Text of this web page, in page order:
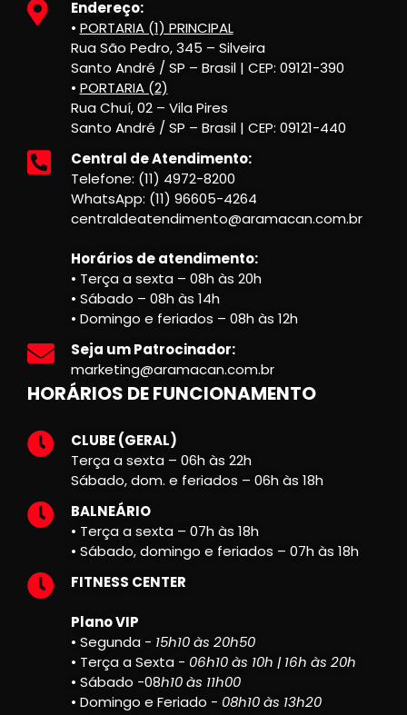
Endereço:
• PORTARIA (1) PRINCIPAL
Rua São Pedro, 345 – Silveira
Santo André / SP – Brasil | CEP: 09121-390
• PORTARIA (2)
Rua Chuí, 02 – Vila Pires
Santo André / SP – Brasil | CEP: 09121-440
Central de Atendimento:
Telefone: (11) 4972-8200
WhatsApp: (11) 96605-4264
centraldeatendimento@aramacan.com.br
Horários de atendimento:
• Terça a sexta – 08h às 20h
• Sábado – 08h às 14h
• Domingo e feriados – 08h às 12h
Seja um Patrocinador:
marketing@aramacan.com.br
HORÁRIOS DE FUNCIONAMENTO
CLUBE (GERAL)
Terça a sexta – 06h às 22h
Sábado, dom. e feriados – 06h às 18h
BALNEÁRIO
• Terça a sexta – 07h às 18h
• Sábado, domingo e feriados – 07h às 18h
FITNESS CENTER
Plano VIP
• Segunda - 15h10 às 20h50
• Terça a Sexta - 06h10 às 10h | 16h às 20h
• Sábado -08h10 às 11h00
• Domingo e Feriado - 08h10 às 13h20